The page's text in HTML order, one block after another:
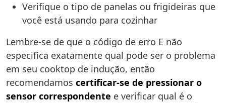
Verifique o tipo de panelas ou frigideiras que
você está usando para cozinhar
Lembre-se de que o código de erro E não
especifica exatamente qual pode ser o problema
em seu cooktop de indução, então
recomendamos certificar-se de pressionar o
sensor correspondente e verificar qual é o